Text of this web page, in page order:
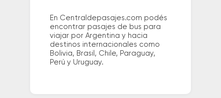
En Centraldepasajes.com podés
encontrar pasajes de bus para
viajar por Argentina y hacia
destinos internacionales como
Bolivia, Brasil, Chile, Paraguay,
Perú y Uruguay.